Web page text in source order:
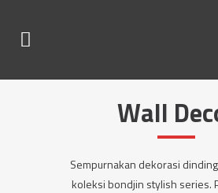
Wall
Sempurnakan dekorasi
koleksi bondjin stylish series.